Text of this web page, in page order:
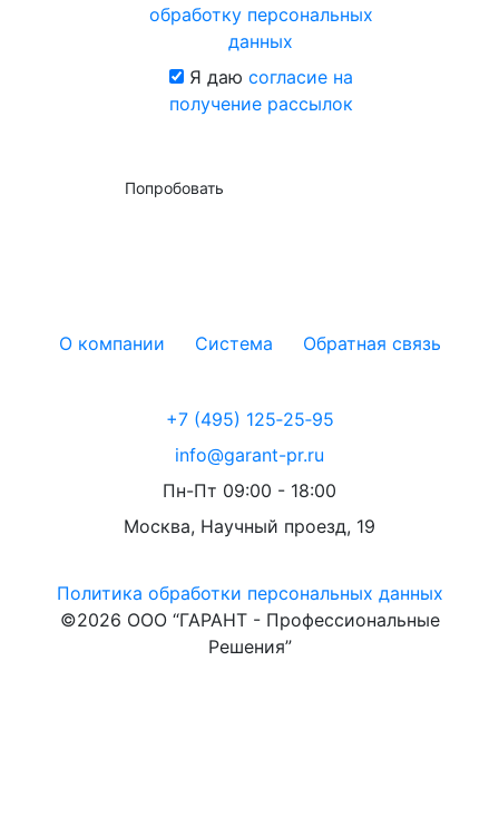
обработку персональных
данных
Я даю согласие на
получение рассылок
Попробовать
О компании Система Обратная связь
+7 (495) 125‑25‑95
info@garant-pr.ru
Пн-Пт 09:00 - 18:00
Москва, Научный проезд, 19
Политика обработки персональных данных
©2026 ООО “ГАРАНТ - Профессиональные
Решения”